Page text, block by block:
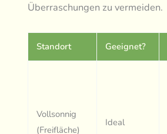
Überraschungen zu vermeiden.
Standort Geeignet?
Vollsonnig
(Freifläche)
Ideal